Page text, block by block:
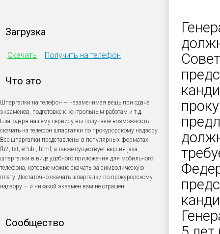
Загрузка
Скачать Получить на телефон
Что это
Шпаргалки на телефон — незаменимая вещь при сдаче
экзаменов, подготовке к контрольным работам и т.д.
Благодаря нашему сервису вы получаете возможность
скачать на телефон шпаргалки по прокурорскому надзору.
Все шпаргалки представлены в популярных форматах
fb2, txt, ePub , html, а также существует версия java
шпаргалки в виде удобного приложения для мобильного
телефона, которые можно скачать за символическую
плату. Достаточно скачать шпаргалки по прокурорскому
надзору — и никакой экзамен вам не страшен!
Сообщество